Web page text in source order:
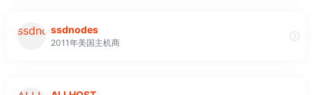
ssdnodes
2011年美国主机商